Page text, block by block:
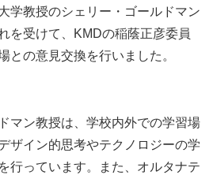
学教授のシェリー・ゴールドマン
を受けて、KMDの稲蔭正彦委員
との意見交換を行いました。
マン教授は、学校内外での学習場
ザイン的思考やテクノロジーの学
行っています。また、オルタナテ